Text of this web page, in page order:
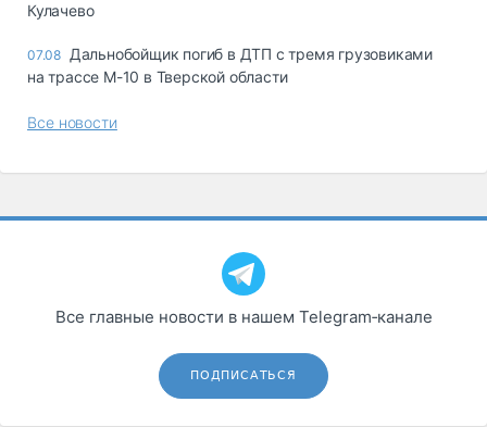
Кулачево
07.08 Дальнобойщик погиб в ДТП с тремя грузовиками
на трассе М-10 в Тверской области
Все новости
Все главные новости в нашем Telegram‑канале
ПОДПИСАТЬСЯ